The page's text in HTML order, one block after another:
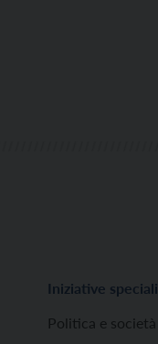
Iniziative speciali
Politica e società